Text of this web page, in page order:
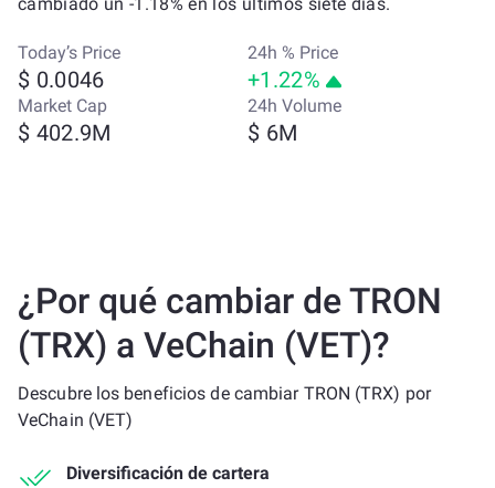
Today’s Price
$ 0.0046
24h % Price
+1.22%
Market Cap
$ 402.9M
24h Volume
$ 6M
¿Por qué cambiar de TRON
(TRX) a VeChain (VET)?
Descubre los beneficios de cambiar TRON (TRX) por
VeChain (VET)
Diversificación de cartera